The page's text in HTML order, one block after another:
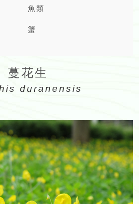
魚類
蟹
蔓花生
duranensis